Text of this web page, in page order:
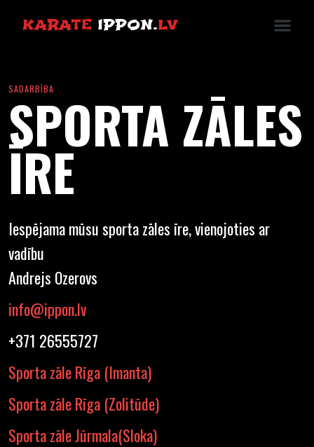
KARATE IPPON.LV
SADARBĪBA
SPORTA ZĀLES
ĪRE
Iespējama mūsu sporta zāles īre, vienojoties ar
vadību
Andrejs Ozerovs
info@ippon.lv
+371 26555727
Sporta zāle Rīga (Imanta)
Sporta zāle Rīga (Zolitūde)
Sporta zāle Jūrmala(Sloka)